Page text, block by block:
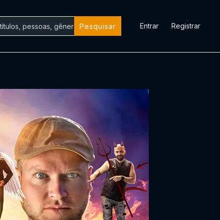
Pesquisar Entrar Registrar